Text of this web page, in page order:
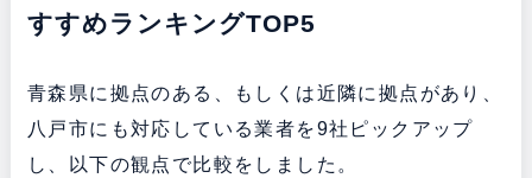
すすめランキングTOP5
青森県に拠点のある、もしくは近隣に拠点があり、
八戸市にも対応している業者を9社ピックアップ
し、以下の観点で比較をしました。